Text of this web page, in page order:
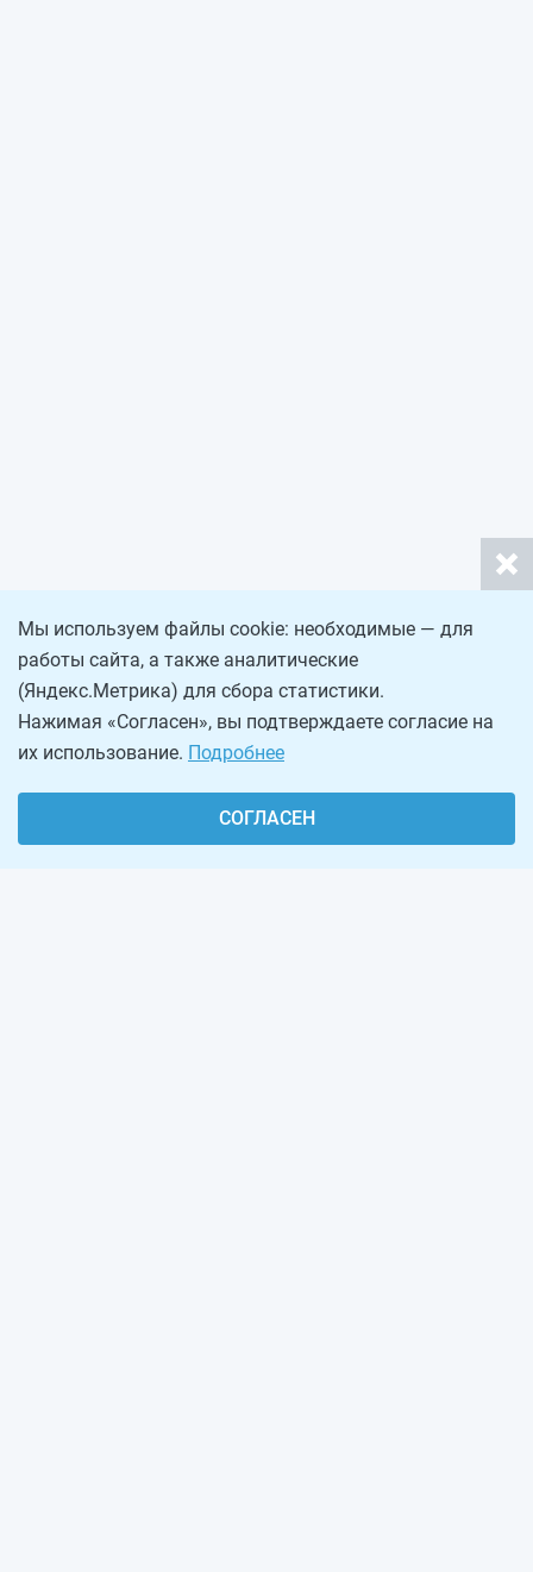
Мы используем файлы cookie: необходимые — для
работы сайта, а также аналитические
(Яндекс.Метрика) для сбора статистики.
Нажимая «Согласен», вы подтверждаете согласие на
их использование. Подробнее
СОГЛАСЕН